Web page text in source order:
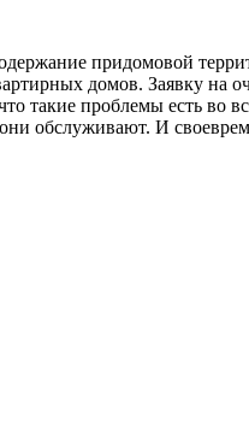
придомовой
домов. Заявку на
проблемы есть во
обслуживают. И